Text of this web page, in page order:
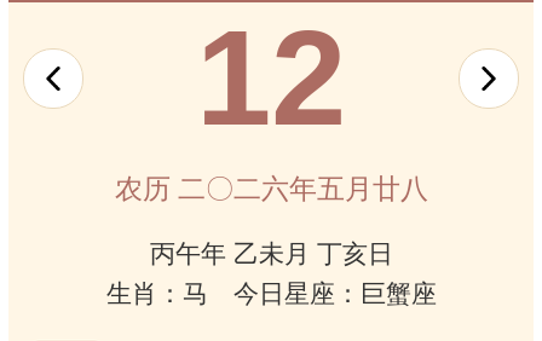
12
农历 二〇二六年五月廿八
丙午年 乙未月 丁亥日
生肖：马 今日星座：巨蟹座